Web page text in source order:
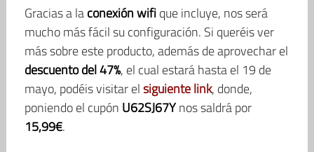
Gracias a laconexión wifique incluye, nos será
mucho más fácil su configuración. Si queréis ver
más sobre este producto, además de aprovechar el
descuento del 47%, el cual estará hasta el 19 de
mayo, podéis visitar elsiguiente link, donde,
poniendo el cupón U62SJ67Ynos saldrá por
15,99€.